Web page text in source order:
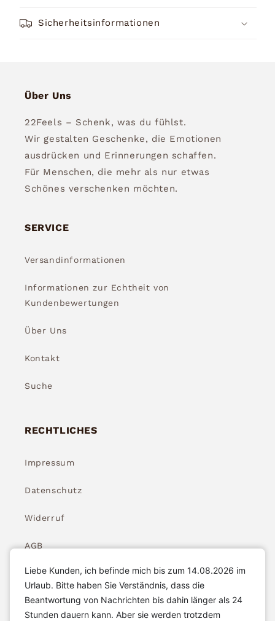
Sicherheitsinformationen
Über Uns
22Feels – Schenk, was du fühlst.
Wir gestalten Geschenke, die Emotionen
ausdrücken und Erinnerungen schaffen.
Für Menschen, die mehr als nur etwas
Schönes verschenken möchten.
SERVICE
Versandinformationen
Informationen zur Echtheit von
Kundenbewertungen
Über Uns
Kontakt
Suche
RECHTLICHES
Impressum
Datenschutz
Widerruf
AGB
Widerrufsbelehrung
Liebe Kunden, ich befinde mich bis zum 14.08.2026 im
Urlaub. Bitte haben Sie Verständnis, dass die
Beantwortung von Nachrichten bis dahin länger als 24
Stunden dauern kann. Aber sie werden trotzdem